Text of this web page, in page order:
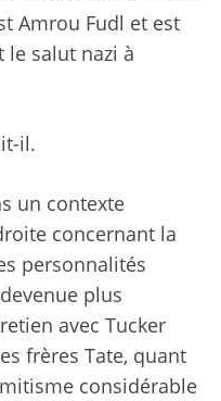
Amrou Fudl et est
le salut nazi à
il.
un contexte
concernant la
personnalités
plus
avec Tucker
frères Tate, quant
considérable